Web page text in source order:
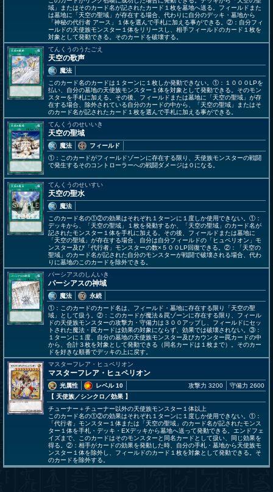
域」またはそのカード名が記されたカード１枚を墓地へ送る。フィールドまた
は墓地に「天空の聖域」が存在する場合、代わりに自分のデッキ・墓地から
「神秘の代行者 アース」１体を選んで手札に加える事ができる。②：自分フィ
ールドの天使族モンスター１体をリリースし、相手フィールドのカード１枚を
対象として発動できる。そのカードを破壊する。
てんくうのうたごえ
天空の歌声
魔法
このカード名のカードは１ターンに１枚しか発動できない。①：１０００LPを
払い、自分の墓地の天使族モンスター１体を対象として発動できる。そのモン
スターを手札に加える。その後、フィールドまたは墓地に「天空の聖域」が存
在する場合、除外されている自分のカードの中から、「天空の聖域」またはそ
のカード名が記されたカード１枚を選んで手札に加える事ができる。
てんくうのせいいき
天空の聖域
魔法
フィールド
①：このカードがフィールドゾーンに存在する限り、天使族モンスターの戦闘
で発生するそのコントローラーへの戦闘ダメージは０になる。
てんくうのせいすい
天空の聖水
魔法
このカード名の①②の効果はそれぞれ１ターンに１度しか使用できない。①：
デッキから、「天空の聖域」１枚を発動するか、「天空の聖域」のカード名が
記されたモンスター１体を手札に加える。その後、フィールドまたは墓地に
「天空の聖域」が存在する場合、自分は自分フィールドの「ヒュペリオン」モ
ンスター及び「代行者」モンスターの数×５００LP回復できる。②：「天空の
聖域」のカード名が記された自分のモンスターが戦闘で破壊される場合、代わ
りに墓地のこのカードを除外できる。
パーシアスのしんいき
パーシアスの神域
魔法
永続
①：このカードのカード名は、フィールド・墓地に存在する限り「天空の聖
域」として扱う。②：このカードが魔法＆罠ゾーンに存在する限り、フィール
ドの天使族モンスターの攻撃力・守備力は３００アップし、フィールドにセッ
トされた魔法・罠カードは効果の対象にならず、効果では破壊されない。③：
１ターンに１度、自分の墓地の天使族モンスター及びカウンター罠カードの中
から、合計３枚を対象として発動できる（同名カードは１枚まで）。そのカー
ドを好きな順番でデッキの上に戻す。
マスターフレア・ヒュペリオン
マスターフレア・ヒュペリオン
光属性
レベル 10
【 天使族／シンクロ／効果 】
攻撃力 3200 守備力 2600
チューナー＋チューナー以外の天使族モンスター１体以上
このカード名の①②の効果はそれぞれ１ターンに１度しか使用できない。①：
「代行者」モンスター１体または「天空の聖域」のカード名が記されたモンス
ター１体を手札・デッキ・EXデッキから墓地へ送って発動できる。エンドフェ
イズまで、このカードはそのモンスターと同名カードとして扱い、同じ効果を
得る。②：相手がカードの効果を発動した時、自分の手札・墓地から天使族モ
ンスター１体を除外し、フィールドのカード１枚を対象として発動できる。そ
のカードを除外する。